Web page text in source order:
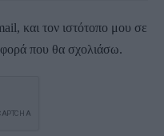
και τον ιστότοπο μου σε
φορά που θα σχολιάσω.